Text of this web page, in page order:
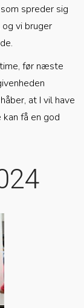
spreder sig
vi bruger
før næste
at I vil have
få en god